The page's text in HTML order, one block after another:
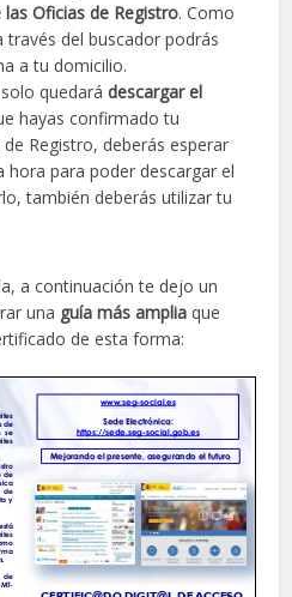
Oficias de Registro. Como
del buscador podrás
a tu domicilio.
quedarádescargar el
hayas confirmado tu
Registro, deberás esperar
hora para poder descargar el
también deberás utilizar tu
a continuación te dejo un
una guía más amplia que
de esta forma: